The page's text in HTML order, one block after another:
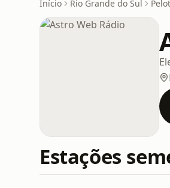
Início Rio Grande do Sul
Estações